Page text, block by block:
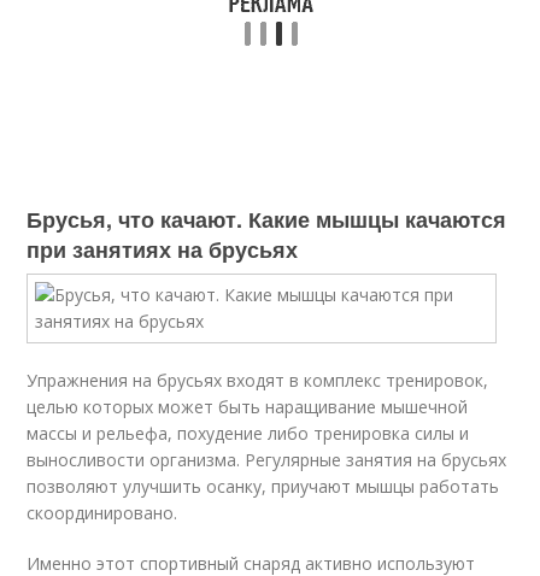
Брусья, что качают. Какие мышцы качаются
при занятиях на брусьях
Упражнения на брусьях входят в комплекс тренировок,
целью которых может быть наращивание мышечной
массы и рельефа, похудение либо тренировка силы и
выносливости организма. Регулярные занятия на брусьях
позволяют улучшить осанку, приучают мышцы работать
скоординировано.
Именно этот спортивный снаряд активно используют